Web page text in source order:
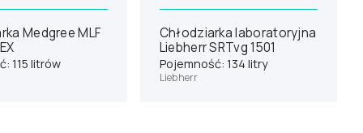
Medgree MLF
115 litrów
Chłodziarka laboratoryjna
Liebherr SRTvg 1501
Pojemność: 134 litry
Liebherr